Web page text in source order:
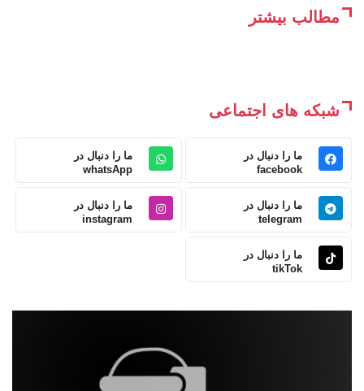
مطالب بیشتر
شبکه های اجتماعی
ما را دنبال در
facebook
ما را دنبال در
whatsApp
ما را دنبال در
telegram
ما را دنبال در
instagram
ما را دنبال در
tikTok